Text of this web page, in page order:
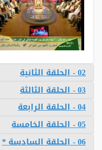
02 - الحلقة الثانية
03 - الحلقة الثالثة
04 - الحلقة الرابعة
05 - الحلقة الخامسة
06 - الحلقة السادسة *